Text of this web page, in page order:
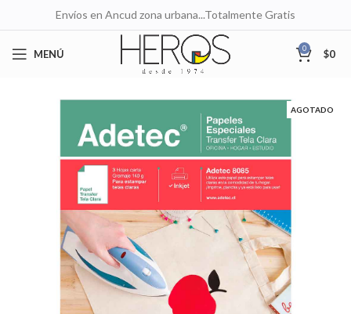
Envíos en Ancud zona urbana...Totalmente Gratis
MENÚ 0 $0
AGOTADO